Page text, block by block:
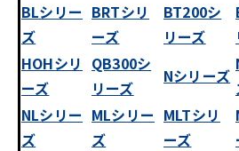
BLシリー
ズ
BRTシリ
ーズ
BT200シ
リーズ
HOHシリ
ーズ
QB300シ
リーズ
Nシリーズ
NLシリー
ズ
MLシリー
ズ
MLTシリ
ーズ